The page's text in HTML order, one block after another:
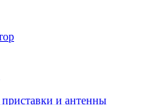
и антенны